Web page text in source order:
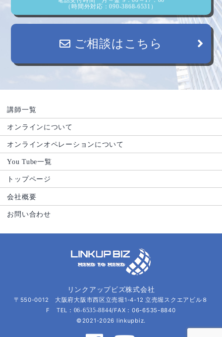
（時間外対応：090-3868-6531）
ご相談はこちら
講師一覧
オンラインについて
オンラインオペレーションについて
You Tube一覧
トップページ
会社概要
お問い合わせ
リンクアップビズ株式会社
〒550-0012 大阪府大阪市西区立売堀1-4-12 立売堀スクエアビル８
F TEL： 06-6535-8844/FAX：06-6535-8840
©2021-2026 linkupbiz.